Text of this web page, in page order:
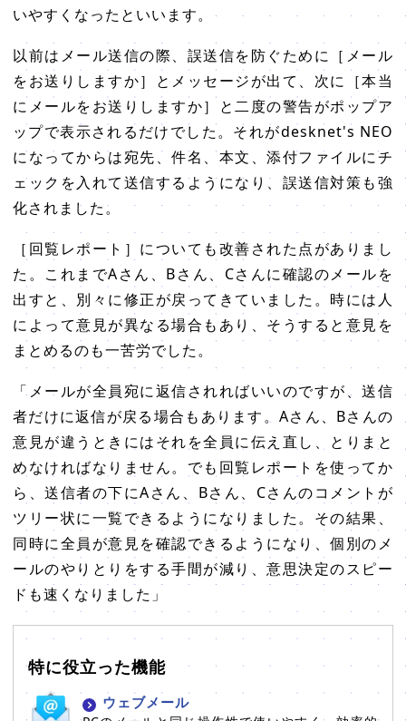
いやすくなったといいます。
以前はメール送信の際、誤送信を防ぐために［メール
をお送りしますか］とメッセージが出て、次に［本当
にメールをお送りしますか］と二度の警告がポップア
ップで表示されるだけでした。それがdesknet's NEO
になってからは宛先、件名、本文、添付ファイルにチ
ェックを入れて送信するようになり、誤送信対策も強
化されました。
［回覧レポート］についても改善された点がありまし
た。これまでAさん、Bさん、Cさんに確認のメールを
出すと、別々に修正が戻ってきていました。時には人
によって意見が異なる場合もあり、そうすると意見を
まとめるのも一苦労でした。
「メールが全員宛に返信されればいいのですが、送信
者だけに返信が戻る場合もあります。Aさん、Bさんの
意見が違うときにはそれを全員に伝え直し、とりまと
めなければなりません。でも回覧レポートを使ってか
ら、送信者の下にAさん、Bさん、Cさんのコメントが
ツリー状に一覧できるようになりました。その結果、
同時に全員が意見を確認できるようになり、個別のメ
ールのやりとりをする手間が減り、意思決定のスピー
ドも速くなりました」
特に役立った機能
ウェブメール